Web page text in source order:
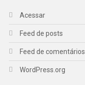
Acessar
Feed de posts
Feed de comentários
WordPress.org